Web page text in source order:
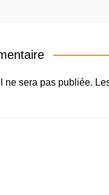
ne sera pas publiée.